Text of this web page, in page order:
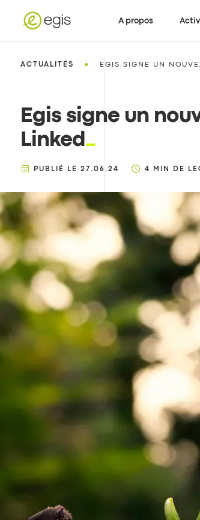
A propos
ACTUALITÉS • EGIS SIGNE UN
Egis signe un
Linked
PUBLIÉ LE 27.06.24 4 MIN DE